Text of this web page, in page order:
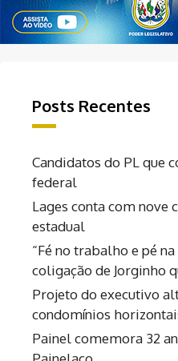
Posts Recentes
Candidatos do PL que
federal
Lages conta com nove
estadual
“Fé no trabalho e pé
coligação de Jorginho
Projeto do executivo
condomínios
Painel comemora 32